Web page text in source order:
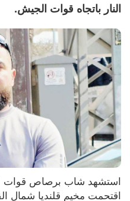
النار باتجاه قوات الجيش.